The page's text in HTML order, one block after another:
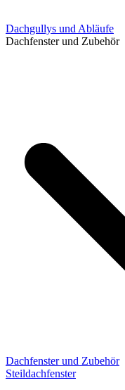
Dachgullys und Abläufe
Dachfenster und Zubehör
Dachfenster und Zubehör
Steildachfenster